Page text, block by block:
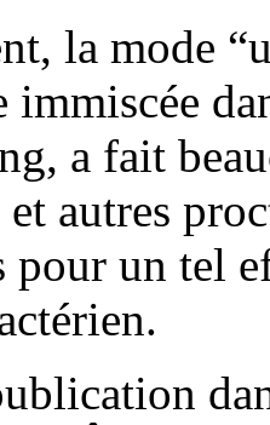
la mode
immiscée
a fait
autres
pour un tel